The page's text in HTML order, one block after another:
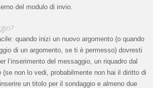
del modulo di invio.
quando inizi un nuovo argomento (o quando
di un argomento, se ti è permesso) dovresti
l’inserimento del messaggio, un riquadro dal
(se non lo vedi, probabilmente non hai il diritto di
un titolo per il sondaggio e almeno due